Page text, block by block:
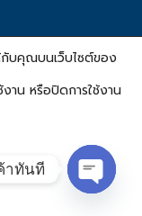
บคุณบนเว็บไซต์ของ
าน หรือปิดการใช้งาน
าทันที